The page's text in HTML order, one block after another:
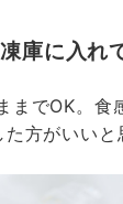
庫に入れ
までOK。食
方がいいと